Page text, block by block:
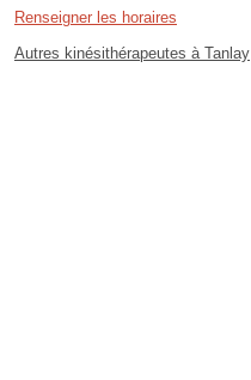
Renseigner les horaires
Autres kinésithérapeutes à Tanlay